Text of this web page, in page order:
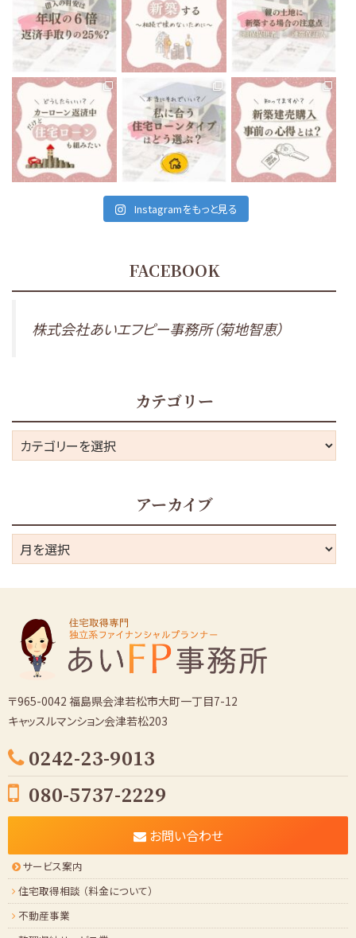
いくらまでなら住宅ローン
を組んでも大丈夫です...
12月 6
前回は親の土地に新築す
る場合の注意点で、
12月 3
親御さんが所有している
土地に家を建てる...
12月 1
tomoe_kikuchi_lifeplan
私たちが住んでいる、会津
若松市は
車がないと生活出来ない
と言っても...
11月 29
tomoe_kikuchi_lifeplan
住宅ローンは当然です
が、家を建てる時に組む
もの...
11月 26
tomoe_kikuchi_lifeplan
最近の会津地域、建売住
宅がとても多いなと感じ
ます。...
11月 24
Instagramをもっと見る
FACEBOOK
株式会社あいエフピー事務所（菊地智恵）
カテゴリー
カ
テ
ー
アーカイブ
ー
カ
〒965-0042 福島県会津若松市大町一丁目7-12
キャッスルマンション会津若松203
0242-23-9013
080-5737-2229
お問い合わせ
サービス案内
住宅取得相談 （料金について）
不動産事業